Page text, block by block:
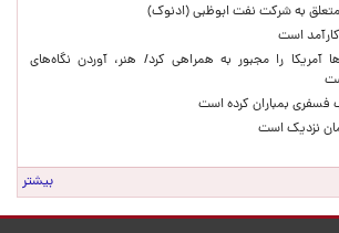
به شرکت نفت ابوظبی (ادنوک)
است
آمریکا را مجبور به همراهی کرد/ هنر، آوردن نگاه‌های
فسفری بمباران کرده است
نزدیک است
بیشتر